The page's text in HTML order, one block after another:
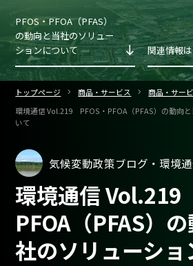
トップページ 商品・サービス
商品・サー
環境通信 Vol.219 PFOS・PFOA（PFAS）の動向
いて
気候変動政策ブログ・環境
環境通信 Vol.219
PFOA（PFAS）
社のソリューショ
PFOS・PFOA（PFAS）
の動向と当社のソリュー
ションについて
関連情報